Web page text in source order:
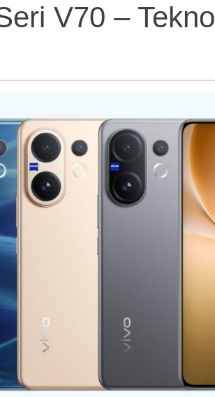
V70 – Tekno